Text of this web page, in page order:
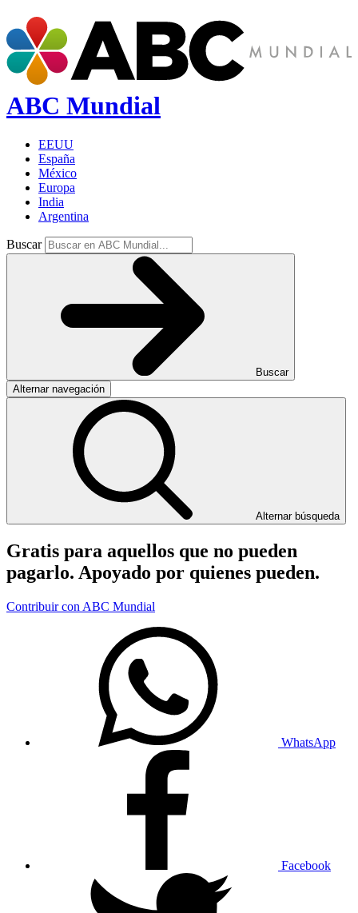
ABC Mundial
EEUU
España
México
Europa
India
Argentina
Buscar
Buscar
Alternar navegación
Alternar búsqueda
Gratis para aquellos que no pueden
pagarlo. Apoyado por quienes pueden.
Contribuir con ABC Mundial
WhatsApp
Facebook